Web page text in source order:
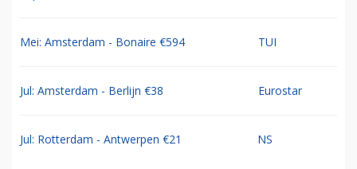
Mei: Amsterdam - Bonaire €594 TUI
Jul: Amsterdam - Berlijn €38 Eurostar
Jul: Rotterdam - Antwerpen €21 NS